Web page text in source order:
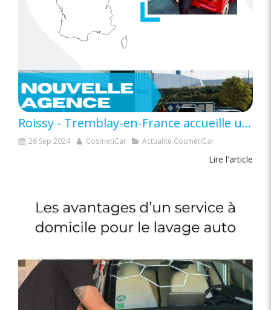
Roissy - Tremblay-en-France accueille une nouvelle agence CosmétiCar !
26 Sep 2024 CosmetiCar Actualité CosmétiCar
Lire l'article